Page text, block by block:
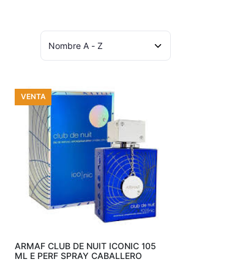
VENTA
Añadir al carro
ARMAF CLUB DE NUIT ICONIC 105
ML E PERF SPRAY CABALLERO